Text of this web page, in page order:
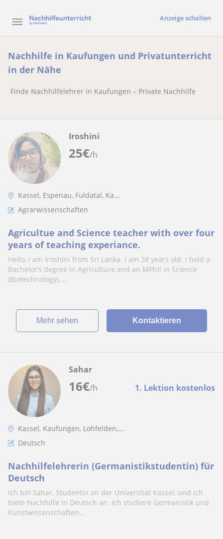
Anzeige schalten
Nachhilfe in Kaufungen und Privatunterricht
in der Nähe
Finde Nachhilfelehrer in Kaufungen – Private Nachhilfe
25€/h
Iroshini
Kassel, Espenau, Fuldatal, Ka...
Agrarwissenschaften
Agricultue and Science teacher with over four
years of teaching experiance.
Hello, I am Iroshini from Sri Lanka. I am 38 years old. I hold a
Bachelor’s degree in Agriculture and an MPhil in Science
(Biotechnology)....
Mehr sehen Kontaktieren
16€/h 1. Lektion kostenlos
Sahar
Kassel, Kaufungen, Lohfelden,...
Deutsch
Nachhilfelehrerin (Germanistikstudentin) für
Deutsch
Ich bin Sahar, Studentin an der Universität Kassel, und ich
biete Nachhilfe in Deutsch an. Ich studiere Germanistik und
Kunstwissenschaften...